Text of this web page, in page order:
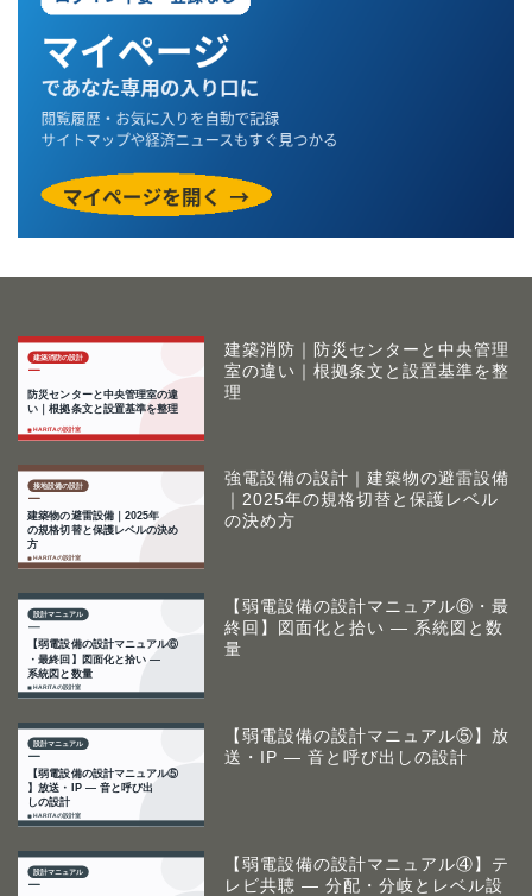
建築消防｜防災センターと中央管理
室の違い｜根拠条文と設置基準を整
理
強電設備の設計｜建築物の避雷設備
｜2025年の規格切替と保護レベル
の決め方
【弱電設備の設計マニュアル⑥・最
終回】図面化と拾い ― 系統図と数
量
【弱電設備の設計マニュアル⑤】放
送・IP ― 音と呼び出しの設計
【弱電設備の設計マニュアル④】テ
レビ共聴 ― 分配・分岐とレベル設